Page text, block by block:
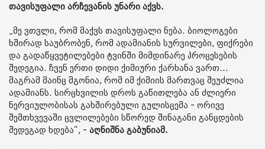
თავისუფალი არჩევანის უნარი აქვს.
„მე ვთვლი, რომ მაქვს თავისუფალი ნება. ბიოლოგები
ხშირად საუბრობენ, რომ ადამიანის სურვილები, ფიქრები
და გადაწყვეტილებები ტვინში მიმდინარე პროცესების
შედეგია. ჩვენ ერთი დიდი ქიმიური ქარხანა ვართ...
მაგრამ მაინც მგონია, რომ იმ ქიმიის მართვაც შეუძლია
ადამიანს. სირცხვილის დროს გაწითლება ან ძლიერი
ნერვიულობისას გახშირებული გულისცემა - ორივე
შემთხვევაში ცვლილებები სწორედ შინაგანი განცდების
შედეგად ხდება“, - აღნიშნა გაბუნიამ.